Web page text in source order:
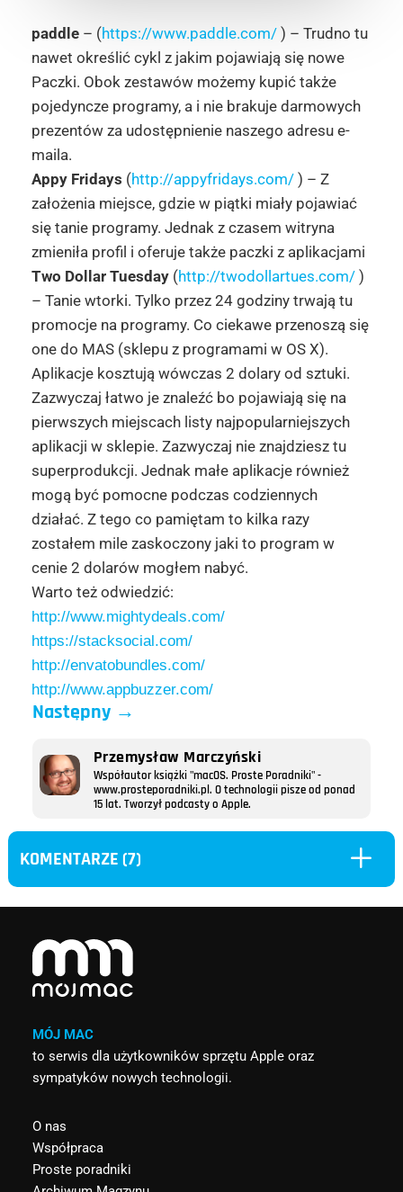
paddle– (https://www.paddle.com/) – Trudno tu
nawet określić cykl z jakim pojawiają się nowe
Paczki. Obok zestawów możemy kupić także
pojedyncze programy, a i nie brakuje darmowych
prezentów za udostępnienie naszego adresu e-
maila.
Appy Fridays (http://appyfridays.com/) – Z
założenia miejsce, gdzie w piątki miały pojawiać
się tanie programy. Jednak z czasem witryna
zmieniła profil i oferuje także paczki z aplikacjami
Two Dollar Tuesday(http://twodollartues.com/)
– Tanie wtorki. Tylko przez 24 godziny trwają tu
promocje na programy. Co ciekawe przenoszą się
one do MAS (sklepu z programami w OS X).
Aplikacje kosztują wówczas 2 dolary od sztuki.
Zazwyczaj łatwo je znaleźć bo pojawiają się na
pierwszych miejscach listy najpopularniejszych
aplikacji w sklepie. Zazwyczaj nie znajdziesz tu
superprodukcji. Jednak małe aplikacje również
mogą być pomocne podczas codziennych
działać. Z tego co pamiętam to kilka razy
zostałem mile zaskoczony jaki to program w
cenie 2 dolarów mogłem nabyć.
Warto też odwiedzić:
http://www.mightydeals.com/
https://stacksocial.com/
http://envatobundles.com/
http://www.appbuzzer.com/
Następny→
Przemysław Marczyński
Współautor książki "macOS. Proste Poradniki" -
www.prosteporadniki.pl. O technologii pisze od ponad
15 lat. Tworzył podcasty o Apple.
KOMENTARZE (7) L
MÓJ MAC
to serwis dla użytkowników sprzętu Apple oraz
sympatyków nowych technologii.
O nas
Współpraca
Proste poradniki